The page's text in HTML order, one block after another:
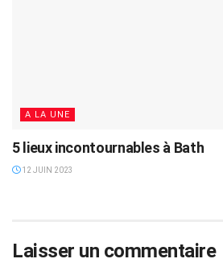
A LA UNE
5 lieux incontournables à Bath
12 JUIN 2023
Laisser un commentaire